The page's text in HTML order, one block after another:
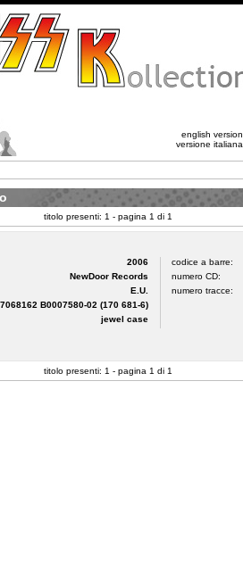
english version
versione italiana
titolo presenti: 1 - pagina 1 di 1
2006
NewDoor Records
E.U.
B0007580-02 (170 681-6)
jewel case
codice a barre:
numero CD:
numero tracce:
titolo presenti: 1 - pagina 1 di 1